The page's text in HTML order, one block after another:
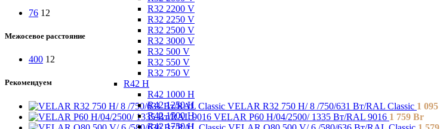
R32 2200 V
R32 2250 V
R32 2500 V
R32 3000 V
R32 500 V
R32 550 V
R32 750 V
R42 H
R42 1000 H
R42 1250 H
R42 1500 H
R42 1750 H
76 12
Межосевое расстояние
400 12
Рекомендуем
VELAR R32 750 H/ 8 /750/631 Вт/RAL Classic 1 095
VELAR P60 H/04/2500/ 1335 Bт/RAL 9016 1 759 Br